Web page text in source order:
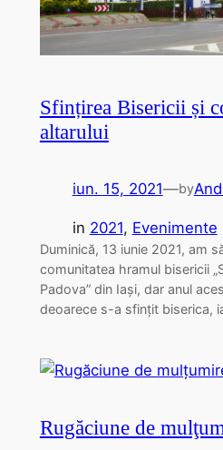
Sfințirea Bisericii și
altarului
iun. 15, 2021—by
in 2021, Evenimente
Duminică, 13 iunie 2021, am
comunitatea hramul bisericii
Padova” din Iași, dar anul
deoarece s-a sfințit biserica,
Rugăciune de